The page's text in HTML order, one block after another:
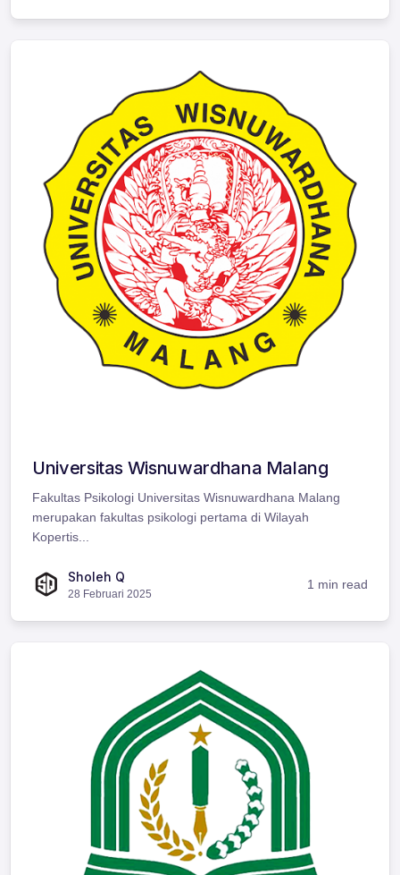
Universitas Wisnuwardhana Malang
Fakultas Psikologi Universitas Wisnuwardhana Malang
merupakan fakultas psikologi pertama di Wilayah
Kopertis...
Sholeh Q
28 Februari 2025
1 min read